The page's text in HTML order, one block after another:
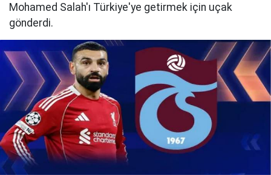
Mohamed Salah'ı Türkiye'ye getirmek için uçak
gönderdi.